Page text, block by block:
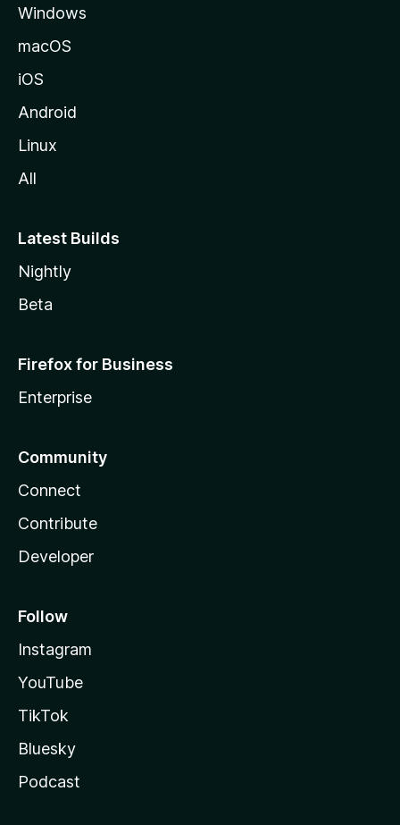
o
l
l
Windows
macOS
iOS
Android
Linux
All
Latest Builds
Nightly
Beta
Firefox for Business
Enterprise
Community
Connect
Contribute
Developer
Follow
Instagram
YouTube
TikTok
Bluesky
Podcast